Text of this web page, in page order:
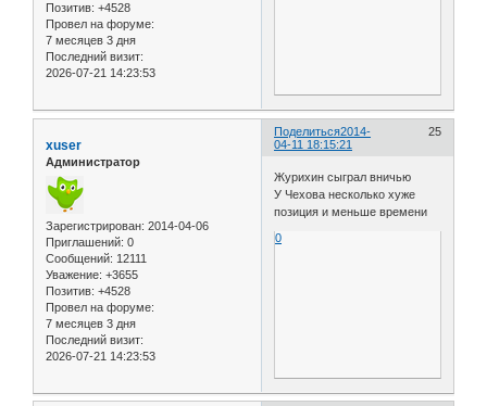
Позитив: +4528
Провел на форуме:
7 месяцев 3 дня
Последний визит:
2026-07-21 14:23:53
Поделиться 25
2014-
04-11 18:15:21
xuser
Администратор
Зарегистрирован: 2014-04-06
Приглашений: 0
Сообщений: 12111
Уважение: +3655
Позитив: +4528
Провел на форуме:
7 месяцев 3 дня
Последний визит:
2026-07-21 14:23:53
Журихин сыграл вничью
У Чехова несколько хуже
позиция и меньше времени
0